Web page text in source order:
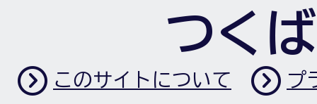
つく
このサイトについて プ